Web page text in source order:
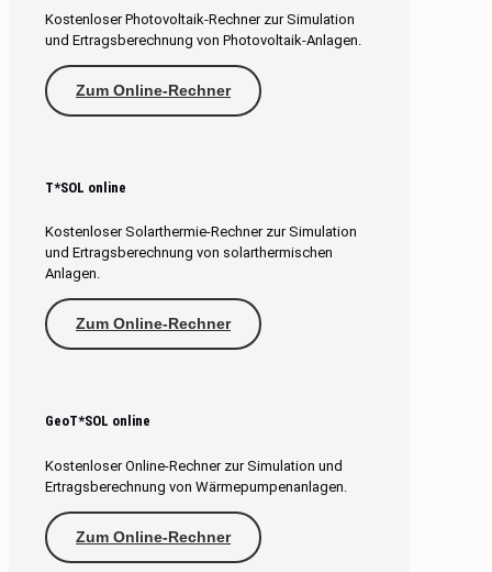
Kostenloser Photovoltaik-Rechner zur Simulation
und Ertragsberechnung von Photovoltaik-Anlagen.
Zum Online-Rechner
T*SOL online
Kostenloser Solarthermie-Rechner zur Simulation
und Ertragsberechnung von solarthermischen
Anlagen.
Zum Online-Rechner
GeoT*SOL online
Kostenloser Online-Rechner zur Simulation und
Ertragsberechnung von Wärmepumpenanlagen.
Zum Online-Rechner